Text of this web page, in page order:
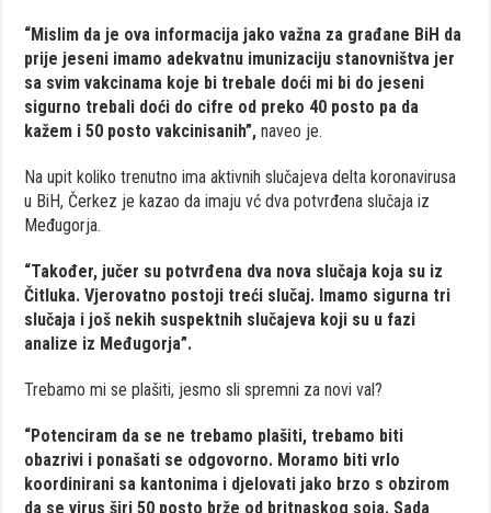
“Mislim da je ova informacija jako važna za građane BiH da
prije jeseni imamo adekvatnu imunizaciju stanovništva jer
sa svim vakcinama koje bi trebale doći mi bi do jeseni
sigurno trebali doći do cifre od preko 40 posto pa da
kažem i 50 posto vakcinisanih”, naveo je.
Na upit koliko trenutno ima aktivnih slučajeva delta koronavirusa
u BiH, Čerkez je kazao da imaju vć dva potvrđena slučaja iz
Međugorja.
“Također, jučer su potvrđena dva nova slučaja koja su iz
Čitluka. Vjerovatno postoji treći slučaj. Imamo sigurna tri
slučaja i još nekih suspektnih slučajeva koji su u fazi
analize iz Međugorja”.
Trebamo mi se plašiti, jesmo sli spremni za novi val?
“Potenciram da se ne trebamo plašiti, trebamo biti
obazrivi i ponašati se odgovorno. Moramo biti vrlo
koordinirani sa kantonima i djelovati jako brzo s obzirom
da se virus širi 50 posto brže od britnaskog soja. Sada